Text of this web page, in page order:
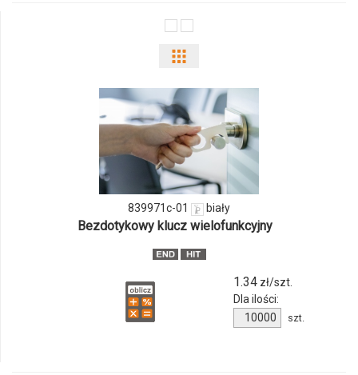
odmiany
i
ilości
produktu
839971c-
01
839971c-01 biały
Bezdotykowy klucz wielofunkcyjny
1.34zł/szt.
Dla ilości:
Ilość
produktu
szt.